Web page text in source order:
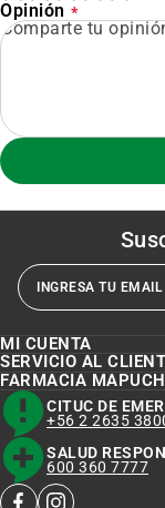
Opinión
MI CUENTA
SERVICIO AL
FARMACIA
CITUC DE
+56 2 2635
SALUD
600 360 7777